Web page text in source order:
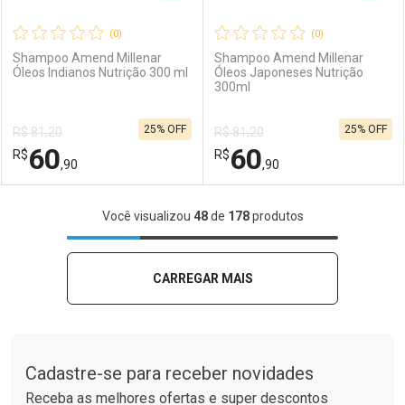
Comprar sem Desconto
Por R$ 111,90/cada
Comprar sem Desconto
Por R$ 111,90/cada
Comprar sem Desconto
Por R$ 191,90/cada
Comprar sem Desconto
Por R$ 191,90/cada
(0)
Shampoo Amend Millenar
Óleos Indianos Nutrição 300 ml
R$ 81,20
R$60,90
25% OFF
FECHAR
Laboratório
FECHAR
Por Menos
(0)
Shampoo Amend Millenar
Óleos Japoneses Nutrição
300ml
R$ 81,20
R$60,90
25% OFF
Laboratório
Por Menos
Você visualizou 48de 178produtos
CARREGAR MAIS
Cadastre-se para receber novidades
Receba as melhores ofertas e super descontos